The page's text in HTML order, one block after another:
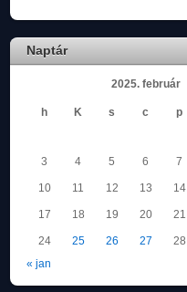
Naptár
2025. február
h K s c p
3 4 5 6 7
10 11 12 13 14
17 18 19 20 21
24 25 26 27
28
« jan